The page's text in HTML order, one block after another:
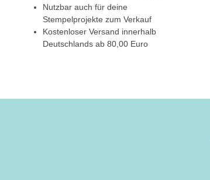
Nutzbar auch für deine
Stempelprojekte zum Verkauf
Kostenloser Versand innerhalb
Deutschlands ab 80,00 Euro